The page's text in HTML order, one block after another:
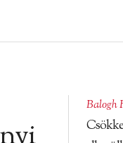
Balogh